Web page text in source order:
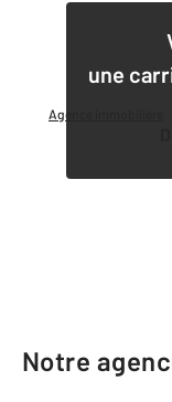
Agence immobilière
une
Notre